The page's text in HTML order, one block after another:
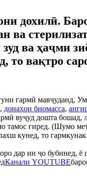
дохилӣ.
ва
ва ҳаҷми
то вақтро
гармӣ мавҷуданд,
, донаҳои биомасса,
вуҷуд дошта бошад,
тамос гиред. (Шумо
кунед, то
дар ин ҷо бубинед, ё
Канали YOUTUBE